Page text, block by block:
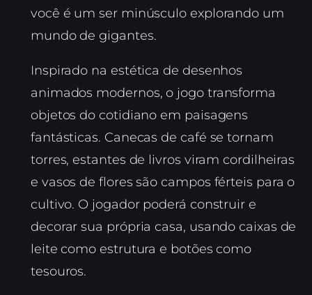
você é um ser minúsculo explorando um
mundo de gigantes.
Inspirado na estética de desenhos
animados modernos, o jogo transforma
objetos do cotidiano em paisagens
fantásticas. Canecas de café se tornam
torres, estantes de livros viram cordilheiras
e vasos de flores são campos férteis para o
cultivo. O jogador poderá construir e
decorar sua própria casa, usando caixas de
leite como estrutura e botões como
tesouros.